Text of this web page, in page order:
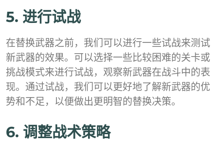
5. 进行试战
在替换武器之前，我们可以进行一些试战来测试
新武器的效果。可以选择一些比较困难的关卡或
挑战模式来进行试战，观察新武器在战斗中的表
现。通过试战，我们可以更好地了解新武器的优
势和不足，以便做出更明智的替换决策。
6. 调整战术策略